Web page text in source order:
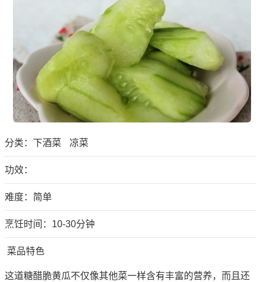
分类： 下酒菜 凉菜
功效：
难度：简单
烹饪时间：10-30分钟
菜品特色
这道糖醋脆黄瓜不仅像其他菜一样含有丰富的营养，而且还